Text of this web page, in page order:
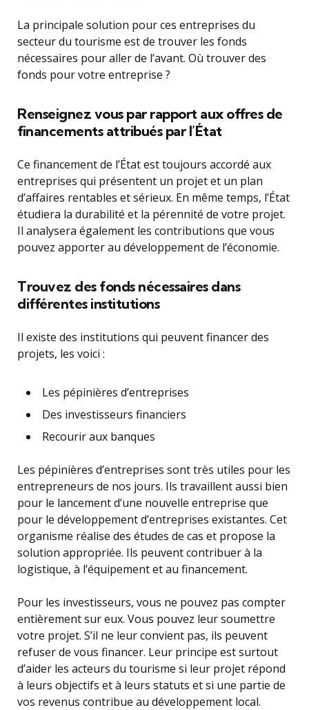
La principale solution pour ces entreprises du
secteur du tourisme est de trouver les fonds
nécessaires pour aller de l’avant. Où trouver des
fonds pour votre entreprise ?
Renseignez vous par rapport aux offres de
financements attribués par l’État
Ce financement de l’État est toujours accordé aux
entreprises qui présentent un projet et un plan
d’affaires rentables et sérieux. En même temps, l’État
étudiera la durabilité et la pérennité de votre projet.
Il analysera également les contributions que vous
pouvez apporter au développement de l’économie.
Trouvez des fonds nécessaires dans
différentes institutions
Il existe des institutions qui peuvent financer des
projets, les voici :
Les pépinières d’entreprises
Des investisseurs financiers
Recourir aux banques
Les pépinières d’entreprises sont très utiles pour les
entrepreneurs de nos jours. Ils travaillent aussi bien
pour le lancement d’une nouvelle entreprise que
pour le développement d’entreprises existantes. Cet
organisme réalise des études de cas et propose la
solution appropriée. Ils peuvent contribuer à la
logistique, à l’équipement et au financement.
Pour les investisseurs, vous ne pouvez pas compter
entièrement sur eux. Vous pouvez leur soumettre
votre projet. S’il ne leur convient pas, ils peuvent
refuser de vous financer. Leur principe est surtout
d’aider les acteurs du tourisme si leur projet répond
à leurs objectifs et à leurs statuts et si une partie de
vos revenus contribue au développement local.